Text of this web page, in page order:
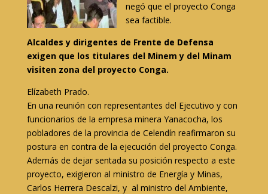
negó que el proyecto Conga
sea factible.
Alcaldes y dirigentes de Frente de Defensa
exigen que los titulares del Minem y del Minam
visiten zona del proyecto Conga.
Elízabeth Prado.
En una reunión con representantes del Ejecutivo y con
funcionarios de la empresa minera Yanacocha, los
pobladores de la provincia de Celendín reafirmaron su
postura en contra de la ejecución del proyecto Conga.
Además de dejar sentada su posición respecto a este
proyecto, exigieron al ministro de Energía y Minas,
Carlos Herrera Descalzi, y al ministro del Ambiente,